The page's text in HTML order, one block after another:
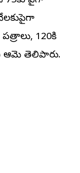
120కి
ఆమె తెలిపారు.